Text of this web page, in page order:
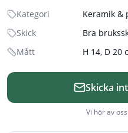
Kategori
Keramik &
Skick
Bra
Mått
H 14, D 20
Skicka
Vi hör av